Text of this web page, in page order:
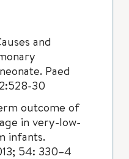
and
Paed
30
outcome of
in very-low-
infants.
54: 330–4